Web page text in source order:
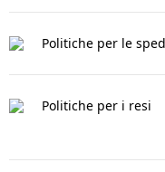
Politiche per le
Politiche per i resi